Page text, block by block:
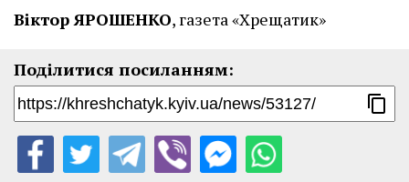
Віктор ЯРОШЕНКО, газета «Хрещатик»